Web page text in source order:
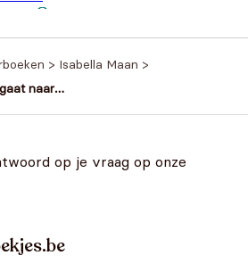
> Isabella Maan >
naar
op je vraag op onze